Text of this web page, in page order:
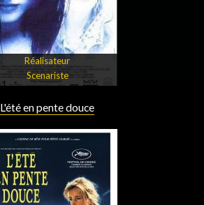
Réalisateur
Scenariste
L'été en pente douce